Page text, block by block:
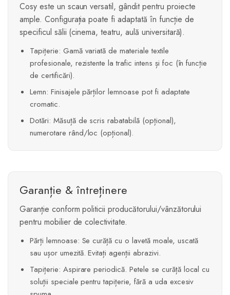
Cosy este un scaun versatil, gândit pentru proiecte
ample. Configurația poate fi adaptată în funcție de
specificul sălii (cinema, teatru, aulă universitară).
Tapițerie: Gamă variată de materiale textile
profesionale, rezistente la trafic intens și foc (în funcție
de certificări).
Lemn: Finisajele părților lemnoase pot fi adaptate
cromatic.
Dotări: Măsuță de scris rabatabilă (opțional),
numerotare rând/loc (opțional).
Garanție & întreținere
Garanție conform politicii producătorului/vânzătorului
pentru mobilier de colectivitate.
Părți lemnoase: Se curăță cu o lavetă moale, uscată
sau ușor umezită. Evitați agenții abrazivi.
Tapițerie: Aspirare periodică. Petele se curăță local cu
soluții speciale pentru tapițerie, fără a uda excesiv